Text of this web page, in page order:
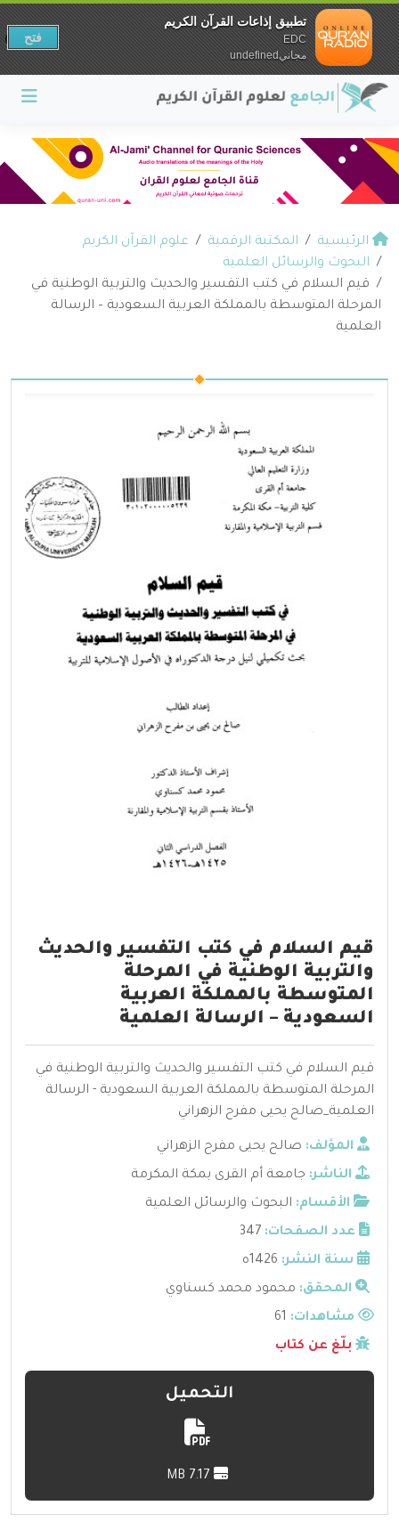
الرئيسية المكتبة الرقمية
علوم القرآن الكريم
البحوث والرسائل العلمية
قيم السلام في كتب التفسير والحديث والتربية الوطنية في
المرحلة المتوسطة بالمملكة العربية السعودية – الرسالة
العلمية
قيم السلام في كتب التفسير والحديث
والتربية الوطنية في المرحلة
المتوسطة بالمملكة العربية
السعودية – الرسالة العلمية
قيم السلام في كتب التفسير والحديث والتربية الوطنية في
المرحلة المتوسطة بالمملكة العربية السعودية - الرسالة
العلمية_صالح يحيى مفرح الزهراني
المؤلف: صالح يحيى مفرح الزهراني
الناشر: جامعة أم القرى بمكة المكرمة
الأقسام: البحوث والرسائل العلمية
عدد الصفحات: 347
سنة النشر: 1426ه
المحقق: محمود محمد كسناوي
مشاهدات:
بلّغ عن كتاب
التحميل
تطبيق إذاعات القرآن الكريم
EDC
مجانيundefined
فتح